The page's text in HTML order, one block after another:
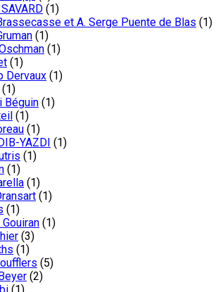
(1)
et A. Serge Puente de Blas (1)
(1)
(1)
(1)
Dervaux (1)
(1)
Béguin (1)
(1)
(1)
YAZDI (1)
(1)
(1)
(1)
(1)
(1)
(1)
(3)
(1)
(5)
(2)
(1)